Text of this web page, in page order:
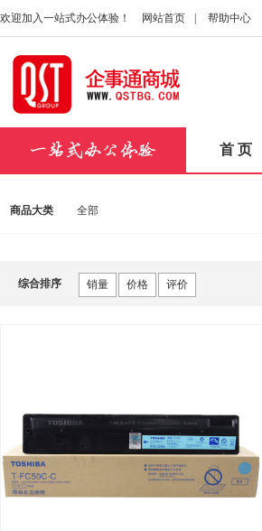
欢迎加入一站式办公体验！ 网站首页 帮助中心
首 页
商品大类 全部
综合排序 销量 价格 评价